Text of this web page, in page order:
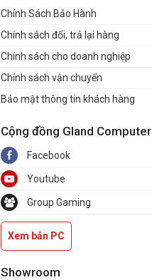
Chính Sách Bảo Hành
Chính sách đổi, trả lại hàng
Chính sách cho doanh nghiệp
Chính sách vận chuyển
Bảo mật thông tin khách hàng
Cộng đồng Gland Computer
Facebook
Youtube
Group Gaming
Xem bản PC
Showroom